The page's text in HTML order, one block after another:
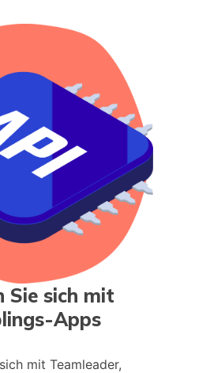
Sie sich mit
Apps
mit Teamleader,